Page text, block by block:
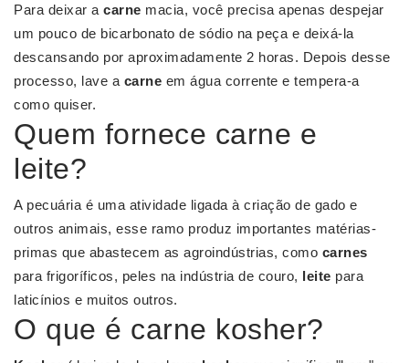
Para deixar a carne macia, você precisa apenas despejar
um pouco de bicarbonato de sódio na peça e deixá-la
descansando por aproximadamente 2 horas. Depois desse
processo, lave a carne em água corrente e tempera-a
como quiser.
Quem fornece carne e
leite?
A pecuária é uma atividade ligada à criação de gado e
outros animais, esse ramo produz importantes matérias-
primas que abastecem as agroindústrias, como carnes
para frigoríficos, peles na indústria de couro, leite para
laticínios e muitos outros.
O que é carne kosher?